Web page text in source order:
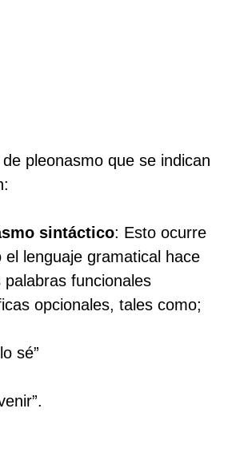
pleonasmo que se indican
sintáctico: Esto ocurre
el lenguaje gramatical hace
palabras funcionales
opcionales, tales como;
sé”